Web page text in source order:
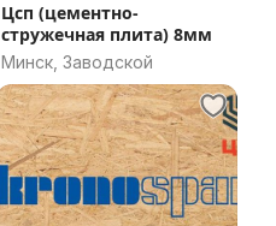
Цсп (цементно-
стружечная плита) 8мм
Минск, Заводской